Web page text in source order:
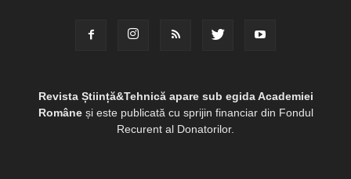
Revista Știință&Tehnică apare sub egida Academiei
Româneși este publicată cu sprijin financiar din Fondul
Recurent al Donatorilor.